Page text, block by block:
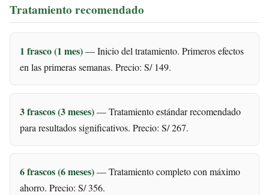
Tratamiento recomendado
1 frasco (1 mes)— Inicio del tratamiento. Primeros efectos
en las primeras semanas. Precio: S/ 149.
3 frascos (3 meses)— Tratamiento estándar recomendado
para resultados significativos. Precio: S/ 267.
6 frascos (6 meses)— Tratamiento completo con máximo
ahorro. Precio: S/ 356.